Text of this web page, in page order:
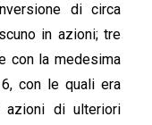
di circa
in azioni; tre
con la medesima
con le quali era
azioni di ulteriori